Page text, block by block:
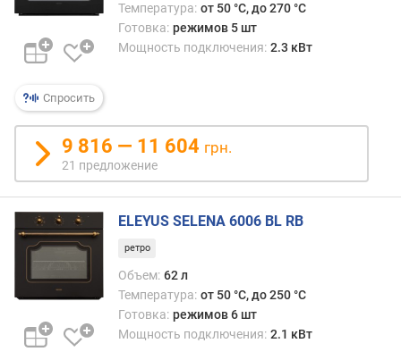
т
о
г
и
х
к
д
е
ш
е
в
ы
м
п
о
Спросить
Температура: от 50 °C, до 270 °C
Готовка: режимов 5 шт
Мощность подключения: 2.3 кВт
9 816 — 11 604 грн.
21 предложение
ELEYUS SELENA 6006 BL RB
ретро
Объем: 62 л
Температура: от 50 °C, до 250 °C
Готовка: режимов 6 шт
Мощность подключения: 2.1 кВт